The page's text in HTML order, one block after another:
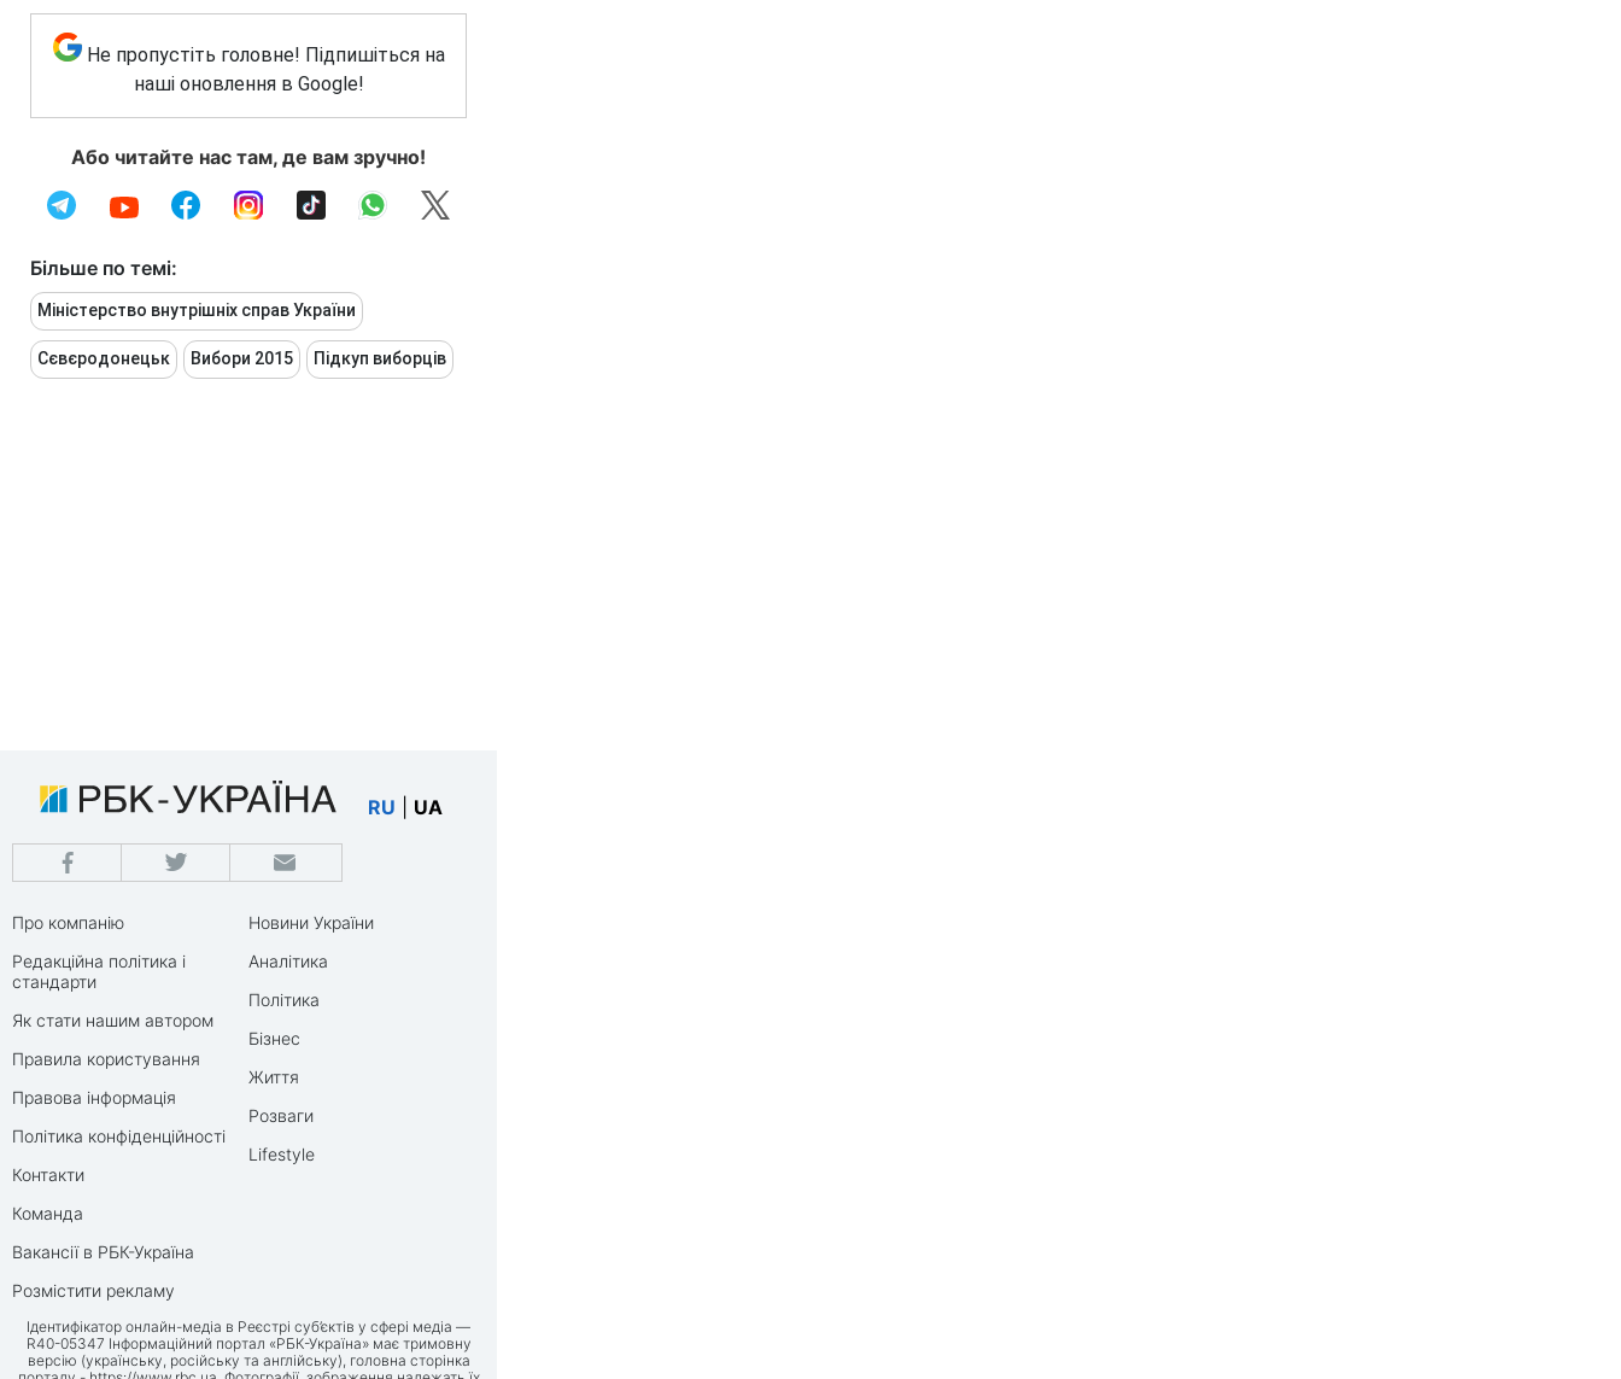
Не пропустіть головне! Підпишіться на
наші оновлення в Google!
Або читайте нас там, де вам зручно!
Більше по темі:
Міністерство внутрішніх справ України
Сєвєродонецьк Вибори 2015 Підкуп виборців
RU UA
Про компанію
Редакційна політика і
стандарти
Як стати нашим автором
Правила користування
Правова інформація
Політика конфіденційності
Контакти
Команда
Вакансії в РБК-Україна
Розмістити рекламу
Новини України
Аналітика
Політика
Бізнес
Життя
Розваги
Lifestyle
Ідентифікатор онлайн-медіа в Реєстрі суб’єктів у сфері медіа —
R40-05347 Інформаційний портал «РБК-Україна» має тримовну
версію (українську, російську та англійську), головна сторінка